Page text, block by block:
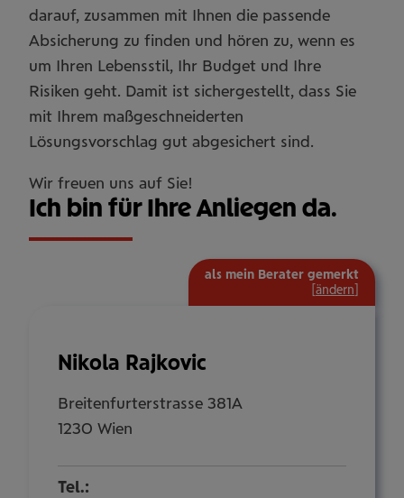
darauf, zusammen mit Ihnen die passende
Absicherung zu finden und hören zu, wenn es
um Ihren Lebensstil, Ihr Budget und Ihre
Risiken geht. Damit ist sichergestellt, dass Sie
mit Ihrem maßgeschneiderten
Lösungsvorschlag gut abgesichert sind.
Wir freuen uns auf Sie!
Ich bin für Ihre Anliegen da.
Nikola Rajkovic
Breitenfurterstrasse 381A
1230 Wien
Tel.:
als mein Berater gemerkt
ändern